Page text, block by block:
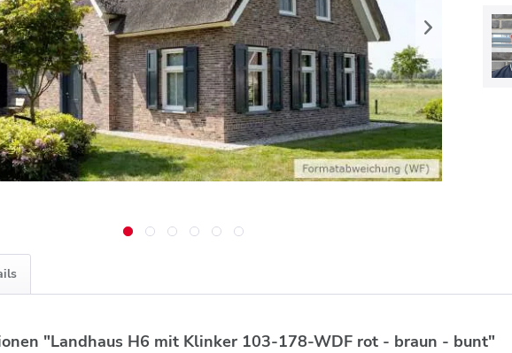
"Landhaus H6 mit Klinker 103-178-WDF rot - braun - bunt"